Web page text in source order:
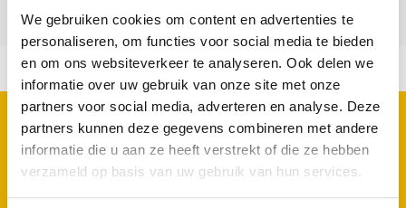
We gebruiken cookies om content en advertenties te
personaliseren, om functies voor social media te bieden
en om ons websiteverkeer te analyseren. Ook delen we
informatie over uw gebruik van onze site met onze
partners voor social media, adverteren en analyse. Deze
partners kunnen deze gegevens combineren met andere
informatie die u aan ze heeft verstrekt of die ze hebben
verzameld op basis van uw gebruik van hun services.
REGISTRIEREN SIE SICH FÜR UNSERE
NEWSLETTER
Geen zorgen we spammen niet.